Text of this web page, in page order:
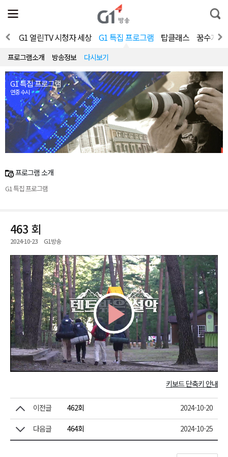
전
체
뉴
열
통
합
색
셜 G1 열린TV 시청자 세상 G1 특집 프로그램 탑클래스 꿈수저들
프로그램소개 방송정보 다시보기
G1 특집 프로그램
연중 수시
프로그램 소개
G1 특집 프로그램
463 회
2024-10-23 G1방송
Play
Video키보드 단축키 안내
이전글 462회 2024-10-20
다음글 464회 2024-10-25